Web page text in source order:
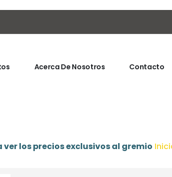
Acerca De Nosotros Contacto
los precios exclusivos al gremio